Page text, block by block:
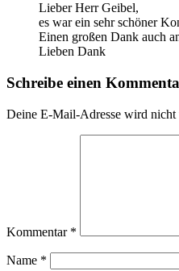
Lieber Herr Geibel,
es war ein sehr schöner
Einen großen Dank auch
Lieben Dank
Schreibe einen
Deine E-Mail-Adresse wird
Kommentar *
Name *